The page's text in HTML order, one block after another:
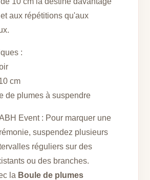
aux répétitions qu'aux
:
cm
de plumes à suspendre
Event : Pour marquer une
suspendez plusieurs
réguliers sur des
ou des branches.
la Boule de plumes